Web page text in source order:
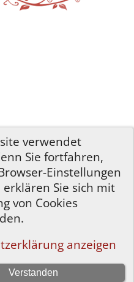
verwendet
Sie fortfahren,
Einstellungen
Sie sich mit
von Cookies
anzeigen
Verstanden
©2026
of Genealogy Sitebuilding
Lythgoe © 2001-2026.
Gesellschaft, Wien
.
wechseln